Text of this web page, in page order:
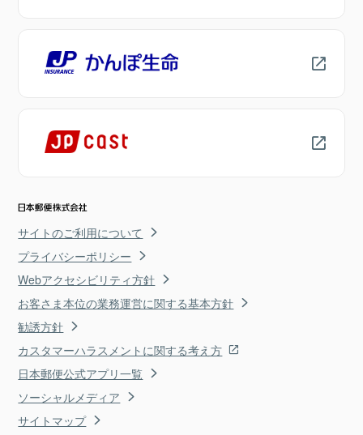
サイトのご利用について
プライバシーポリシー
Webアクセシビリティ方針
お客さま本位の業務運営に関する基本方針
勧誘方針
カスタマーハラスメントに関する考え方
日本郵便公式アプリ一覧
ソーシャルメディア
サイトマップ